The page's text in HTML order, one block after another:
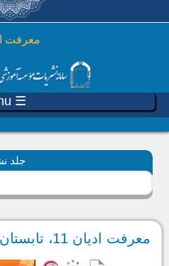
رفتن به
معرفت
☰ Menu
جلد
معرفت ادیان 11، تابستان 1391